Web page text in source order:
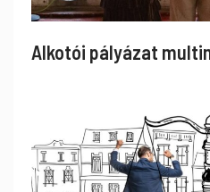
Alkotói pályázat